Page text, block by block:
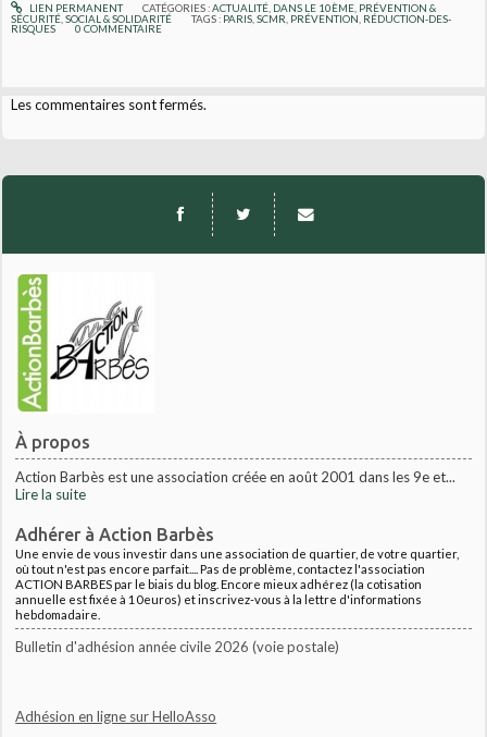
À propos
Action Barbès est une association créée en août 2001 dans les 9e et...
Lire la suite
Adhérer à Action Barbès
Une envie de vous investir dans une association de quartier, de votre quartier,
où tout n'est pas encore parfait.... Pas de problème, contactez l'association
ACTION BARBES par le biais du blog. Encore mieux adhérez (la cotisation
annuelle est fixée à 10euros) et inscrivez-vous à la lettre d'informations
hebdomadaire.
Bulletin d'adhésion année civile 2026 (voie postale)
Adhésion en ligne sur HelloAsso
LIEN PERMANENT CATÉGORIES :ACTUALITÉ, DANS LE 10ÈME, PRÉVENTION &
SÉCURITÉ ,SOCIAL & SOLIDARITÉ TAGS : PARIS ,SCMR PRÉVENTION RÉDUCTION-DES-
RISQUES 0 COMMENTAIRE
Les commentaires sont fermés.